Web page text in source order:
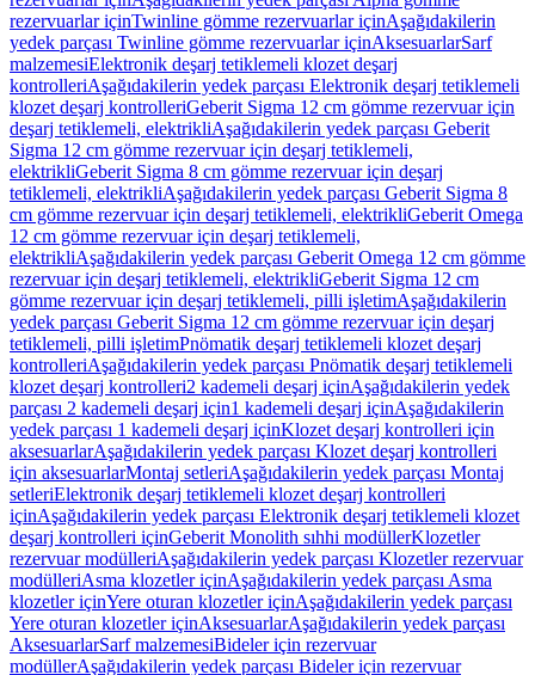
rezervuarlar içinTwinline gömme rezervuarlar içinAşağıdakilerin
yedek parçası Twinline gömme rezervuarlar içinAksesuarlarSarf
malzemesiElektronik deşarj tetiklemeli klozet deşarj
kontrolleriAşağıdakilerin yedek parçası Elektronik deşarj tetiklemeli
klozet deşarj kontrolleriGeberit Sigma 12 cm gömme rezervuar için
deşarj tetiklemeli, elektrikliAşağıdakilerin yedek parçası Geberit
Sigma 12 cm gömme rezervuar için deşarj tetiklemeli,
elektrikliGeberit Sigma 8 cm gömme rezervuar için deşarj
tetiklemeli, elektrikliAşağıdakilerin yedek parçası Geberit Sigma 8
cm gömme rezervuar için deşarj tetiklemeli, elektrikliGeberit Omega
12 cm gömme rezervuar için deşarj tetiklemeli,
elektrikliAşağıdakilerin yedek parçası Geberit Omega 12 cm gömme
rezervuar için deşarj tetiklemeli, elektrikliGeberit Sigma 12 cm
gömme rezervuar için deşarj tetiklemeli, pilli işletimAşağıdakilerin
yedek parçası Geberit Sigma 12 cm gömme rezervuar için deşarj
tetiklemeli, pilli işletimPnömatik deşarj tetiklemeli klozet deşarj
kontrolleriAşağıdakilerin yedek parçası Pnömatik deşarj tetiklemeli
klozet deşarj kontrolleri2 kademeli deşarj içinAşağıdakilerin yedek
parçası 2 kademeli deşarj için1 kademeli deşarj içinAşağıdakilerin
yedek parçası 1 kademeli deşarj içinKlozet deşarj kontrolleri için
aksesuarlarAşağıdakilerin yedek parçası Klozet deşarj kontrolleri
için aksesuarlarMontaj setleriAşağıdakilerin yedek parçası Montaj
setleriElektronik deşarj tetiklemeli klozet deşarj kontrolleri
içinAşağıdakilerin yedek parçası Elektronik deşarj tetiklemeli klozet
deşarj kontrolleri içinGeberit Monolith sıhhi modüllerKlozetler
rezervuar modülleriAşağıdakilerin yedek parçası Klozetler rezervuar
modülleriAsma klozetler içinAşağıdakilerin yedek parçası Asma
klozetler içinYere oturan klozetler içinAşağıdakilerin yedek parçası
Yere oturan klozetler içinAksesuarlarAşağıdakilerin yedek parçası
AksesuarlarSarf malzemesiBideler için rezervuar
modüllerAşağıdakilerin yedek parçası Bideler için rezervuar